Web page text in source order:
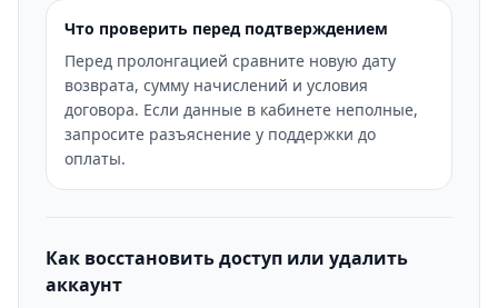
Что проверить перед подтверждением
Перед пролонгацией сравните новую дату
возврата, сумму начислений и условия
договора. Если данные в кабинете неполные,
запросите разъяснение у поддержки до
оплаты.
Как восстановить доступ или удалить
аккаунт